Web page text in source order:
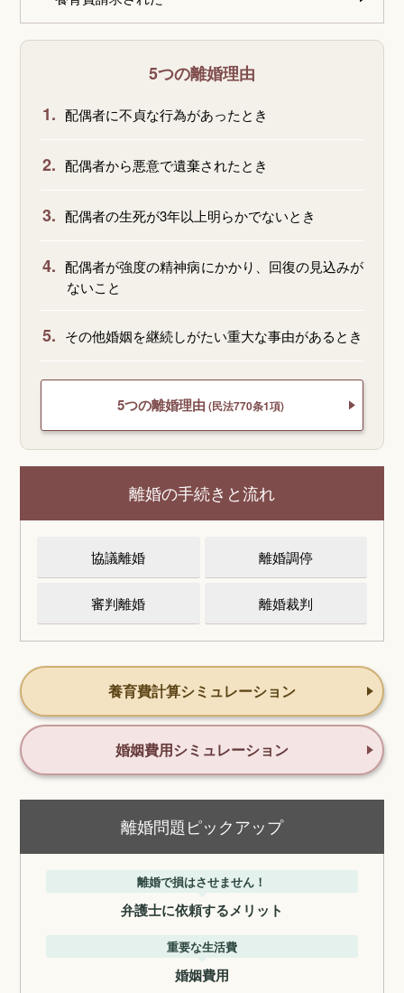
5つの離婚理由
1. 配偶者に不貞な行為があったとき
2. 配偶者から悪意で遺棄されたとき
3. 配偶者の生死が3年以上明らかでないとき
4. 配偶者が強度の精神病にかかり、回復の見込みが
ないこと
5. その他婚姻を継続しがたい重大な事由があるとき
5つの離婚理由 (民法770条1項)
離婚の手続きと流れ
協議離婚 離婚調停
審判離婚 離婚裁判
養育費計算シミュレーション
婚姻費用シミュレーション
離婚問題ピックアップ
離婚で損はさせません！
弁護士に依頼するメリット
重要な生活費
婚姻費用